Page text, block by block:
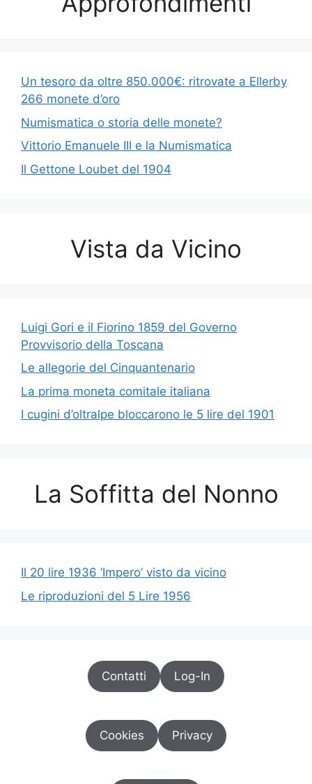
Un tesoro da oltre 850.000€: ritrovate a Ellerby
266 monete d’oro
Numismatica o storia delle monete?
Vittorio Emanuele III e la Numismatica
Il Gettone Loubet del 1904
Vista da Vicino
Luigi Gori e il Fiorino 1859 del Governo
Provvisorio della Toscana
Le allegorie del Cinquantenario
La prima moneta comitale italiana
I cugini d’oltralpe bloccarono le 5 lire del 1901
La Soffitta del Nonno
Il 20 lire 1936 ‘Impero’ visto da vicino
Le riproduzioni del 5 Lire 1956
Contatti Log-In
Cookies Privacy